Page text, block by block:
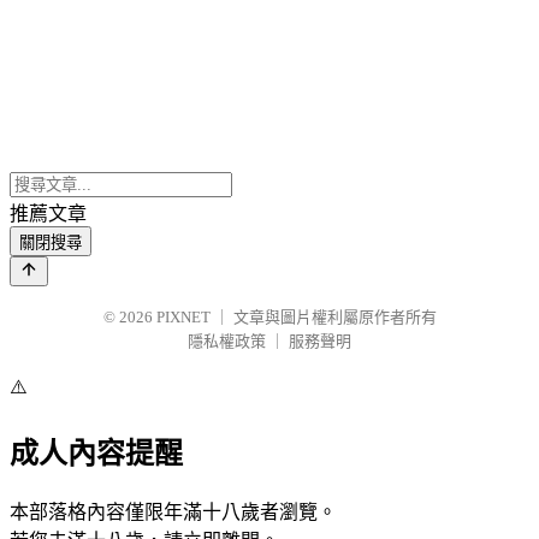
推薦文章
關閉搜尋
© 2026 PIXNET
文章與圖片權利屬原作者所有
隱私權政策
服務聲明
⚠️
成人內容提醒
本部落格內容僅限年滿十八歲者瀏覽。